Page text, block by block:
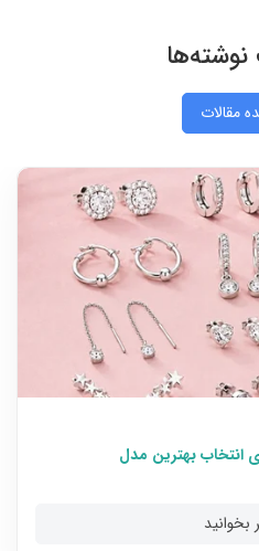
مقالات
انتخاب بهترین مدل
بخوانید